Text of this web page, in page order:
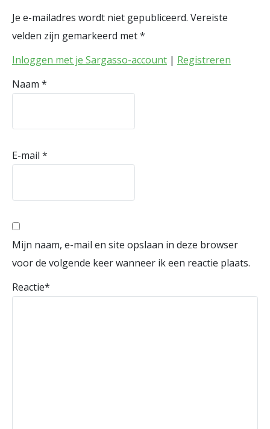
Je e-mailadres wordt niet gepubliceerd. Vereiste
velden zijn gemarkeerd met*
Inloggen met je Sargasso-account | Registreren
Naam *
E-mail *
Mijn naam, e-mail en site opslaan in deze browser
voor de volgende keer wanneer ik een reactie plaats.
Reactie*